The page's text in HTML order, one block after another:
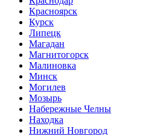
Красноярск
Курск
Липецк
Магадан
Магнитогорск
Малиновка
Минск
Могилев
Мозырь
Набережные Челны
Находка
Нижний Новгород